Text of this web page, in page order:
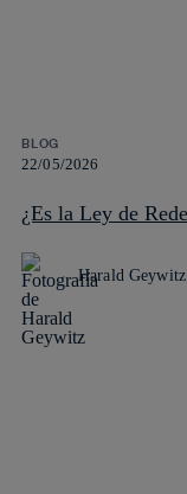
BLOG
22/05/2026
¿Es la Ley de
Harald Geywitz